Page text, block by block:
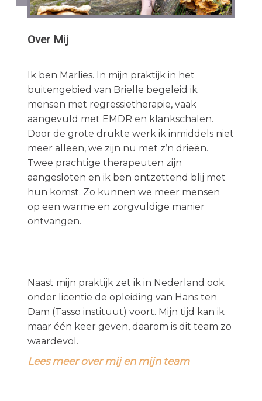
Over Mij
Ik ben Marlies. In mijn praktijk in het
buitengebied van Brielle begeleid ik
mensen met regressietherapie, vaak
aangevuld met EMDR en klankschalen.
Door de grote drukte werk ik inmiddels niet
meer alleen, we zijn nu met z’n drieën.
Twee prachtige therapeuten zijn
aangesloten en ik ben ontzettend blij met
hun komst. Zo kunnen we meer mensen
op een warme en zorgvuldige manier
ontvangen.
Naast mijn praktijk zet ik in Nederland ook
onder licentie de opleiding van Hans ten
Dam (Tasso instituut) voort. Mijn tijd kan ik
maar één keer geven, daarom is dit team zo
waardevol.
Lees meer over mij en mijn team